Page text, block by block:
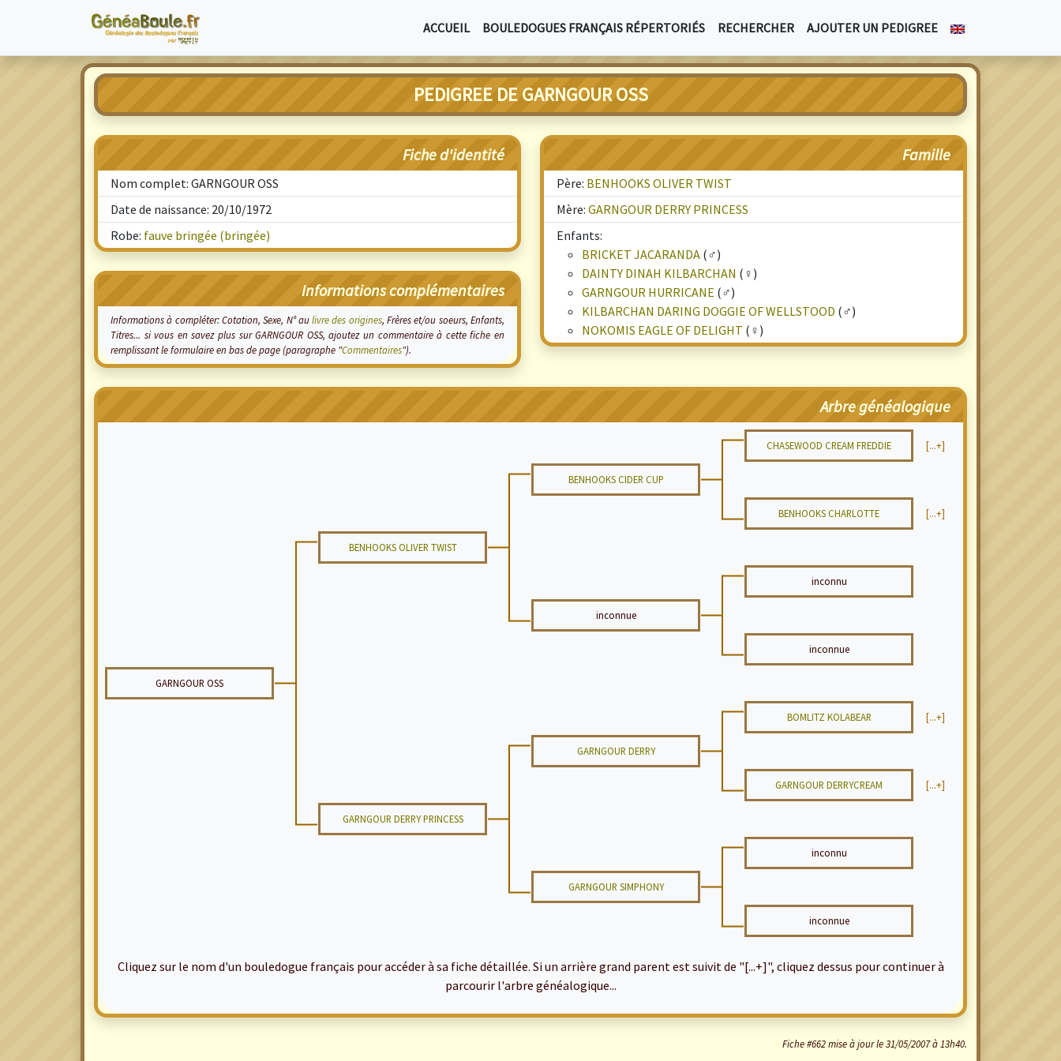
ACCUEIL BOULEDOGUES FRANÇAIS RÉPERTORIÉS RECHERCHER AJOUTER UN PEDIGREE
PEDIGREE DE GARNGOUR OSS
Fiche d'identité
Nom complet: GARNGOUR OSS
Date de naissance: 20/10/1972
Robe: fauve bringée (bringée)
Informations complémentaires
Informations à compléter: Cotation, Sexe, N° aulivre des origines, Frères et/ou soeurs, Enfants,
Titres... si vous en savez plus sur GARNGOUR OSS, ajoutez un commentaire à cette fiche en
remplissant le formulaire en bas de page (paragraphe "Commentaires").
Famille
Père: BENHOOKS OLIVER TWIST
Mère: GARNGOUR DERRY PRINCESS
Enfants:
BRICKET JACARANDA (♂)
DAINTY DINAH KILBARCHAN (♀)
GARNGOUR HURRICANE (♂)
KILBARCHAN DARING DOGGIE OF WELLSTOOD (♂)
NOKOMIS EAGLE OF DELIGHT (♀)
Arbre généalogique
CHASEWOOD CREAM FREDDIE [...+]
BENHOOKS CIDER CUP
BENHOOKS CHARLOTTE [...+]
BENHOOKS OLIVER TWIST
inconnu
inconnue
inconnue
GARNGOUR OSS
BOMLITZ KOLABEAR [...+]
GARNGOUR DERRY
GARNGOUR DERRYCREAM [...+]
GARNGOUR DERRY PRINCESS
inconnu
GARNGOUR SIMPHONY
inconnue
Cliquez sur le nom d'un bouledogue français pour accéder à sa fiche détaillée. Si un arrière grand parent est suivit de "[...+]", cliquez dessus pour continuer à
parcourir l'arbre généalogique...
Fiche #662 mise à jour le 31/05/2007 à 13h40.